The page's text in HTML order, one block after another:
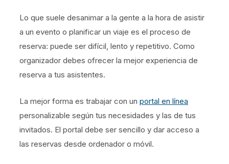
Lo que suele desanimar a la gente a la hora de asistir
a un evento o planificar un viaje es el proceso de
reserva: puede ser difícil, lento y repetitivo. Como
organizador debes ofrecer la mejor experiencia de
reserva a tus asistentes.
La mejor forma es trabajar con un portal en línea
personalizable según tus necesidades y las de tus
invitados. El portal debe ser sencillo y dar acceso a
las reservas desde ordenador o móvil.